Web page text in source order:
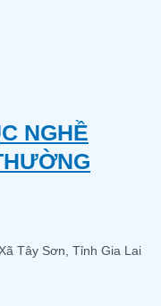
NGHỀ
Tây Sơn, Tỉnh Gia Lai